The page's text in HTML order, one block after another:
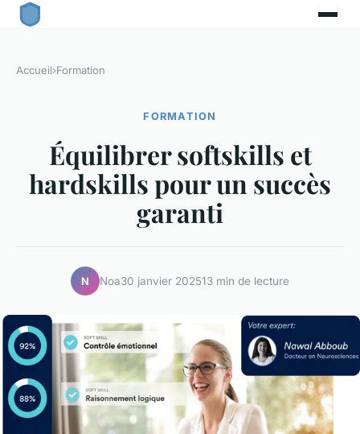
Accueil›Formation
FORMATION
Équilibrer softskills et
hardskills pour un succès
garanti
N Noa30 janvier 202513 min de lecture